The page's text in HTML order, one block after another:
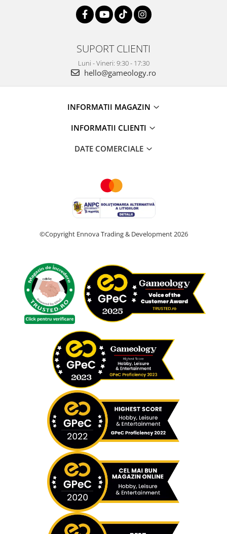
SUPORT CLIENTI
Luni - Vineri: 9:30 - 17:30
hello@gameology.ro
INFORMATII MAGAZIN
INFORMATII CLIENTI
DATE COMERCIALE
©Copyright Ennova Trading & Development 2026